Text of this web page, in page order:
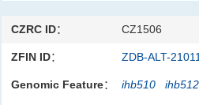
CZRC ID： CZ1506
ZFIN ID： ZDB-ALT-
Genomic Feature： ihb510